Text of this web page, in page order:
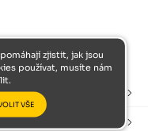
zjistit, jak jsou
používat, musíte nám